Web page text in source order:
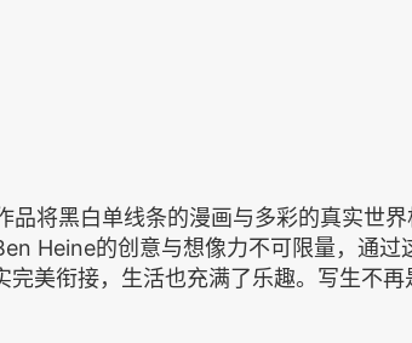
品将黑白单线条的漫画与多彩的真实世
Heine的创意与想像力不可限量，通过
美衔接，生活也充满了乐趣。写生不再